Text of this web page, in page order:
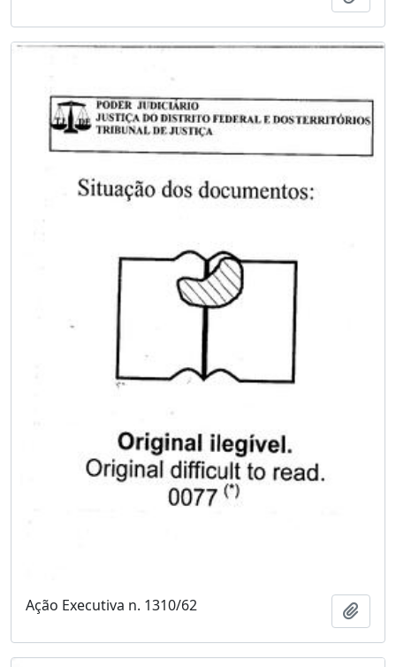
Ação Executiva n. 1310/62